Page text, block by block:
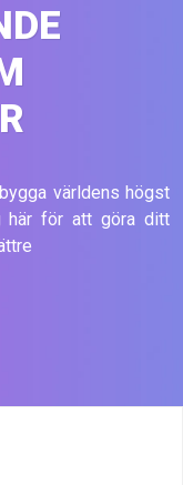
världens högst
här för att göra ditt